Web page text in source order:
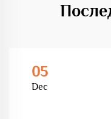
05
Dec